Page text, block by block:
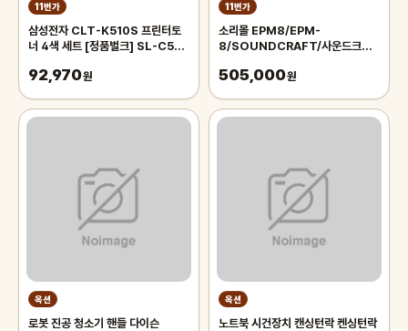
11번가
삼성전자 CLT-K510S 프린터토
너 4색 세트 [정품벌크] SL-C510
C513W SL-C563W SL-
92,970원
11번가
소리몰 EPM8/EPM-
8/SOUNDCRAFT/사운드크래
505,000원
옥션
로봇 진공 청소기 핸들 다이슨
옥션
노트북 시건장치 캔싱턴락 켄싱턴락